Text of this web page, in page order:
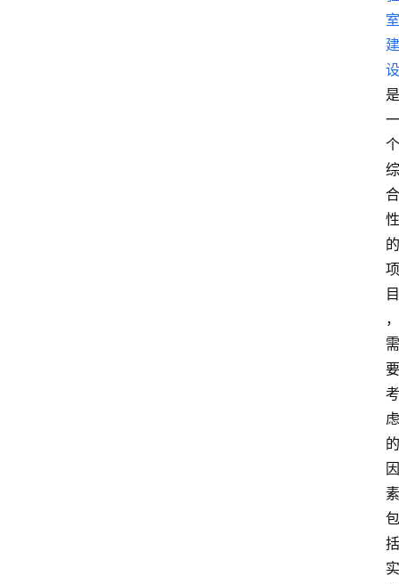
室
建
设
是
一
个
综
合
性
的
项
目
，
需
要
考
虑
的
因
素
包
括
实